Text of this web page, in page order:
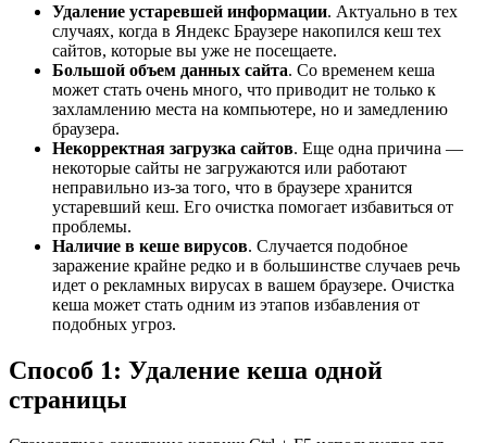
Удаление устаревшей информации. Актуально в тех
случаях, когда в Яндекс Браузере накопился кеш тех
сайтов, которые вы уже не посещаете.
Большой объем данных сайта. Со временем кеша
может стать очень много, что приводит не только к
захламлению места на компьютере, но и замедлению
браузера.
Некорректная загрузка сайтов. Еще одна причина —
некоторые сайты не загружаются или работают
неправильно из-за того, что в браузере хранится
устаревший кеш. Его очистка помогает избавиться от
проблемы.
Наличие в кеше вирусов. Случается подобное
заражение крайне редко и в большинстве случаев речь
идет о рекламных вирусах в вашем браузере. Очистка
кеша может стать одним из этапов избавления от
подобных угроз.
Способ 1: Удаление кеша одной
страницы